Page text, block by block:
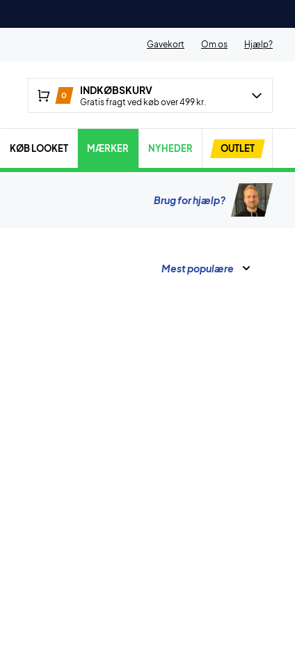
Gavekort Om os Hjælp?
0 INDKØBSKURV
Gratis fragt ved køb over 499 kr.
KØB LOOKET MÆRKER NYHEDER OUTLET
Brug for hjælp?
Mest populære